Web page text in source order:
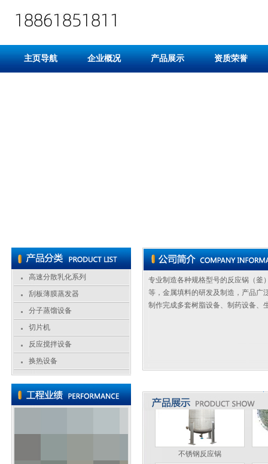
主页导航 企业概况 产品展示 资质荣誉
高速分散乳化系列
刮板薄膜蒸发器
分子蒸馏设备
切片机
反应搅拌设备
换热设备
专业制造各种规格型号的反应锅（釜
等，金属填料的研发及制造，产品广
制作完成多套树脂设备、制药设备、
切片机
不锈钢反应锅